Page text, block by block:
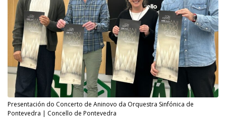
Presentación do Concerto de Aninovo da Orquestra Sinfónica de
Pontevedra | Concello de Pontevedra